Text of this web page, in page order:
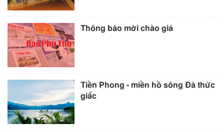
Thông báo mời chào giá
Tiền Phong - miền hồ sông Đà thức
giấc